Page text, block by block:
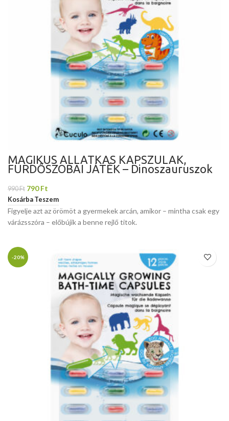
MÁGIKUS ÁLLATKÁS KAPSZULÁK,
FÜRDŐSZOBAI JÁTÉK – Dinoszauruszok
990Ft 790Ft
Kosárba Teszem
Figyelje azt az örömöt a gyermekek arcán, amikor – mintha csak egy
várázsszóra – előbújik a benne rejlő titok.
-20%